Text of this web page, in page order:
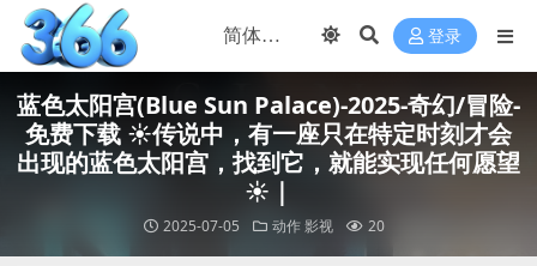
登录
蓝色太阳宫(Blue Sun Palace)-2025-奇幻/冒险-
免费下载 ☀️传说中，有一座只在特定时刻才会
出现的蓝色太阳宫，找到它，就能实现任何愿望
☀️｜
2025-07-05 动作 影视 20